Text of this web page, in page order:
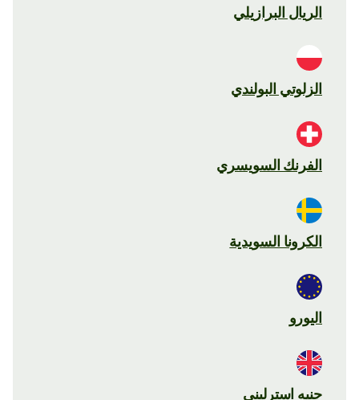
الريال البرازيلي
الزلوتي البولندي
الفرنك السويسري
الكرونا السويدية
اليورو
جنيه استرليني